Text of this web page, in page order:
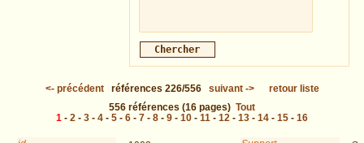
<- précédent références 226/556 suivant->
retour liste
556 références (16 pages) Tout
1 - 2 - 3 - 4 - 5 - 6 - 7 - 8 - 9 - 10 - 11 - 12 - 13 - 14 - 15 - 16